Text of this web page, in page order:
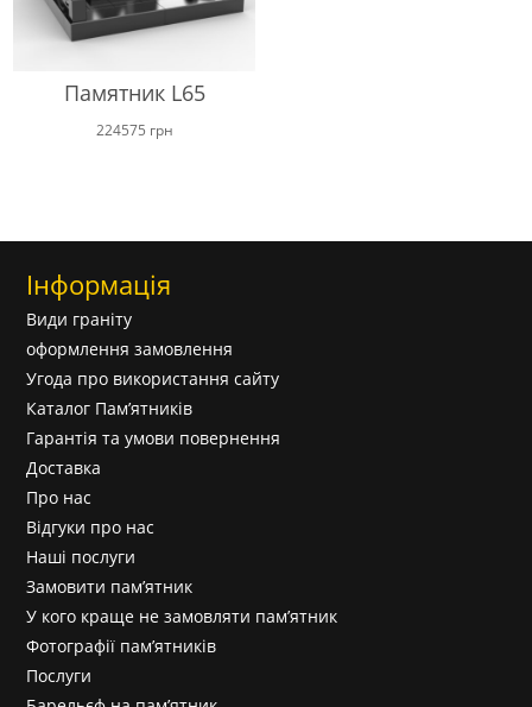
Памятник L65
224575 грн
Інформація
Види граніту
оформлення замовлення
Угода про використання сайту
Каталог Пам’ятників
Гарантія та умови повернення
Доставка
Про нас
Відгуки про нас
Наші послуги
Замовити пам’ятник
У кого краще не замовляти пам’ятник
Фотографії пам’ятників
Послуги